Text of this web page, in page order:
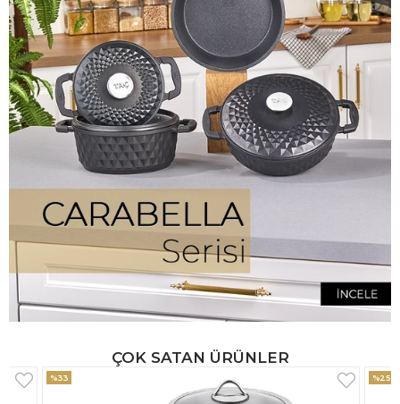
ÇOK SATAN ÜRÜNLER
%25 %33